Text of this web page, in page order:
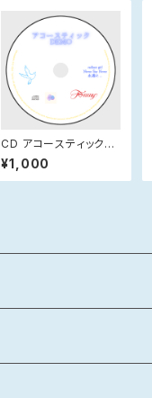
CD アコースティックDE
MO第1弾
¥1,000